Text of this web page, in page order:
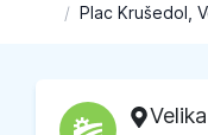
/ Plac Krušedol,